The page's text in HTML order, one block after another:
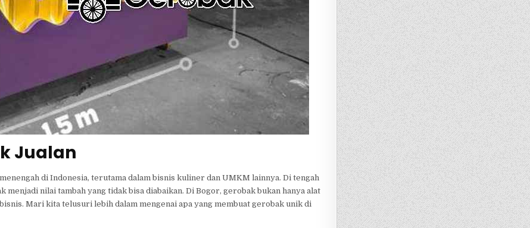
Jualan
di Indonesia, terutama dalam bisnis kuliner dan UMKM lainnya. Di tengah
nilai tambah yang tidak bisa diabaikan. Di Bogor, gerobak bukan hanya alat
Mari kita telusuri lebih dalam mengenai apa yang membuat gerobak unik di